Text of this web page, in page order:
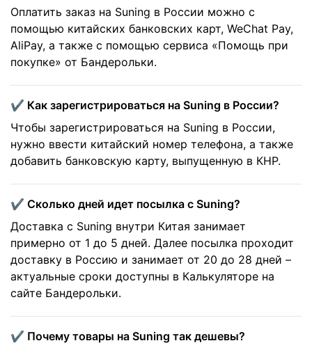
Оплатить заказ на Suning в России можно с
помощью китайских банковских карт, WeChat Pay,
AliPay, а также с помощью сервиса «Помощь при
покупке» от Бандерольки.
✔️ Как зарегистрироваться на Suning в России?
Чтобы зарегистрироваться на Suning в России,
нужно ввести китайский номер телефона, а также
добавить банковскую карту, выпущенную в КНР.
✔️ Сколько дней идет посылка с Suning?
Доставка с Suning внутри Китая занимает
примерно от 1 до 5 дней. Далее посылка проходит
доставку в Россию и занимает от 20 до 28 дней –
актуальные сроки доступны в Калькуляторе на
сайте Бандерольки.
✔️ Почему товары на Suning так дешевы?